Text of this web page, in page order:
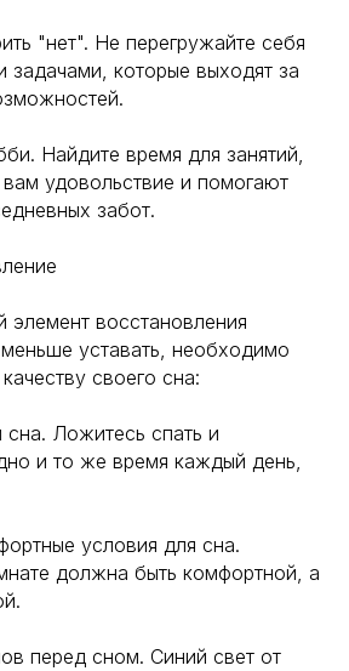
"нет". Не перегружайте себя
задачами, которые выходят за
Найдите время для занятий,
удовольствие и помогают
забот.
восстановления
уставать, необходимо
своего сна:
Ложитесь спать и
и то же время каждый день,
условия для сна.
должна быть комфортной, а
перед сном. Синий свет от